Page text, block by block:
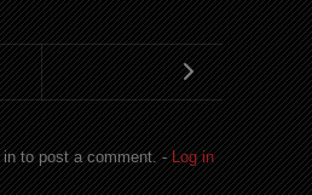
in to post a comment. -Log in